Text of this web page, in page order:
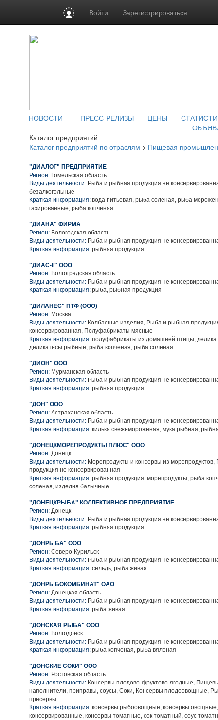
Войти Зарегистрироваться
НОВОСТИ ПРЕСС-РЕЛИЗЫ ЦЕНЫ
Каталог предприятий
Каталог предприятий по отраслям > Пищевая
"ДИАЛОГ" ПРЕДПРИЯТИЕ
Регион: Гомельская область
Виды деятельности: Рыба и рыбная продукция не
безалкогольные
Краткая информация: вода питьевая, рыба соленая, рыба
газированные, рыба копченая
"ДИАНА" ФИРМА
Регион: Вологодская область
Виды деятельности: Рыба и рыбная продукция не
Краткая информация: рыбная продукция
"ДИАС-II" ООО
Регион: Волгоградская область
Виды деятельности: Рыба и рыбная продукция не
Краткая информация: рыба, рыбная продукция
"ДИЛАНЕС" ПТФ (ООО)
Регион: Москва
Виды деятельности: Колбасные изделия, Рыба и рыбная
консервированная, Полуфабрикаты мясные
Краткая информация: полуфабрикаты из домашней птицы,
деликатесы рыбные, рыба копченая, рыба соленая
"ДИОН" ООО
Регион: Мурманская область
Виды деятельности: Рыба и рыбная продукция не
Краткая информация: рыбная продукция
"ДОН" ООО
Регион: Астраханская область
Виды деятельности: Рыба и рыбная продукция не
Краткая информация: килька свежемороженая, мука рыбная,
"ДОНЕЦКМОРЕПРОДУКТЫ ПЛЮС" ООО
Регион: Донецк
Виды деятельности: Морепродукты и консервы из
продукция не консервированная
Краткая информация: рыбная продукция, морепродукты, рыба
соленая, изделия балычные
"ДОНЕЦКРЫБА" КОЛЛЕКТИВНОЕ ПРЕДПРИЯТИЕ
Регион: Донецк
Виды деятельности: Рыба и рыбная продукция не
Краткая информация: рыбная продукция
"ДОНРЫБА" ООО
Регион: Северо-Курильск
Виды деятельности: Рыба и рыбная продукция не
Краткая информация: сельдь, рыба живая
"ДОНРЫБОКОМБИНАТ" ОАО
Регион: Донецкая область
Виды деятельности: Рыба и рыбная продукция не
Краткая информация: рыба живая
"ДОНСКАЯ РЫБА" ООО
Регион: Волгодонск
Виды деятельности: Рыба и рыбная продукция не
Краткая информация: рыба копченая, рыба вяленая
"ДОНСКИЕ СОКИ" ООО
Регион: Ростовская область
Виды деятельности: Консервы плодово-фруктово-ягодные,
наполнители, приправы, соусы, Соки, Консервы плодоовощные,
пресервы
Краткая информация: консервы рыбоовощные, консервы
консервированные, консервы томатные, сок томатный, соус